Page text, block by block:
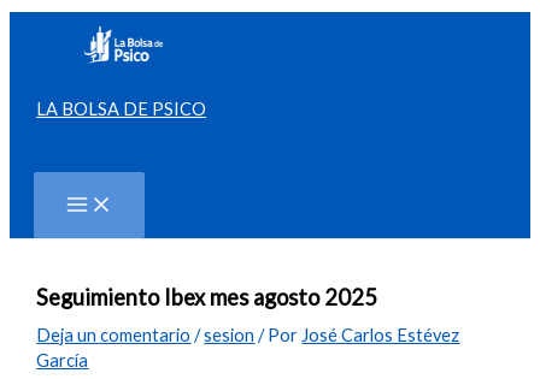
contenido
LA BOLSA DE PSICO
Seguimiento Ibex mes agosto 2025
Deja un comentario /sesion / Por José Carlos Estévez
García